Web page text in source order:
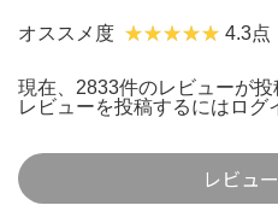
オススメ度 4.3点
現在、2833件のレビューが投
レビューを投稿するには ログ
レビュ